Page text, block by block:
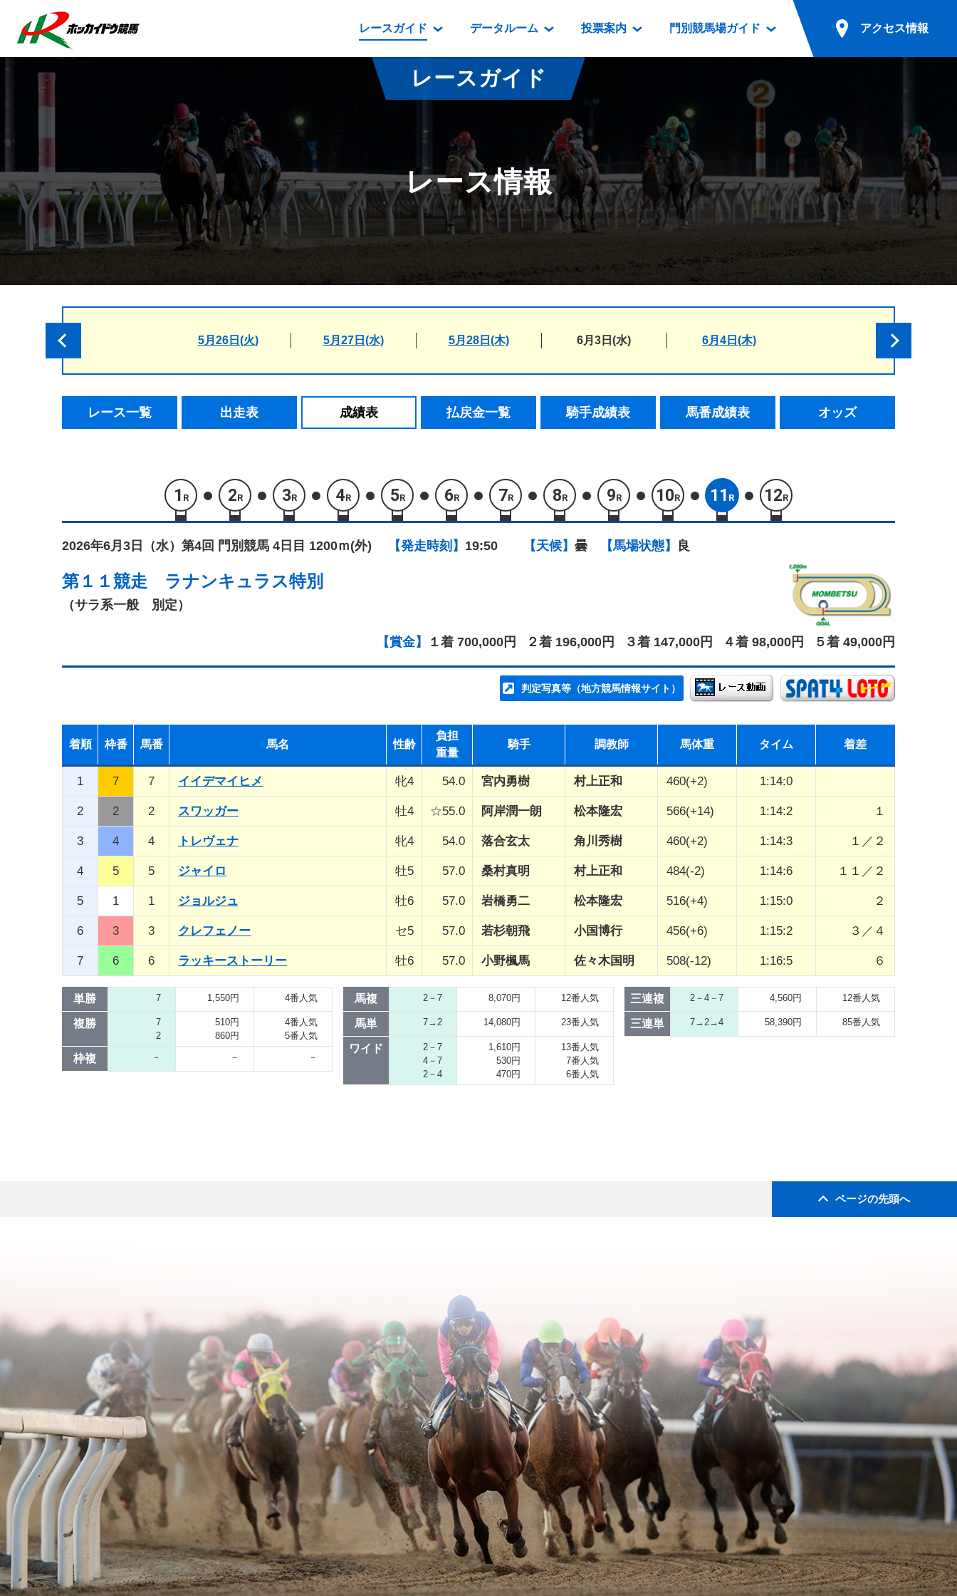
レースガイド
レース情報
払戻金一覧
騎手成績表
馬番成績表
オッズ
番組・級別表ダウンロード
開催カレンダー
重賞競走体系図
スタリオンシリーズ競走
道内の発売情報(PDF)
データルーム
データルーム
騎手・調教師紹介
坂路調教映像
遠征馬情報
番組編成要領
映像コンテンツ
重賞競走VTR
重賞競走参考VTR
レースダイジェスト
新馬ダイジェスト
投票案内
電話・インターネット投票
場外発売所
実況・テレホンサービス
発売・払戻
門別競馬場ガイド
門別競馬場情報
門別競馬場グルメ
とねっこジンギスカン
いずみ食堂
ルンビニフードカフェ
勝馬屋
アクセス情報
無料送迎バスでのご来場
公共の交通機関でのご来場
レースガイド
レース情報
5月26日(火) 5月27日(水) 5月28日(木) 6月3日(水) 6月4日(木)
レース一覧 出走表 成績表 払戻金一覧 騎手成績表 馬番成績表 オッズ
1 R 2R 3R 4R 5R 6R 7R 8R 9R 10R 11 R 12R
2026年6月3日（水） 第4回 門別競馬 4日目 1200ｍ(外) 【発走時刻】 19:50 【天候】 曇 【馬場状態】 良
第１１競走 ラナンキュラス特別
（サラ系一般 別定）
【賞金】 １着 700,000円 ２着 196,000円 ３着 147,000円 ４着 98,000円 ５着 49,000円
判定写真等（地方競馬情報サイト）
着順 枠番 馬番 馬名 性齢
負担
重量
騎手 調教師 馬体重 タイム 着差
1 7 7 イイデマイヒメ 牝4 54.0 宮内勇樹 村上正和 460(+2) 1:14:0
2 2 2 スワッガー 牡4 ☆55.0 阿岸潤一朗 松本隆宏 566(+14) 1:14:2 １
3 4 4 トレヴェナ 牝4 54.0 落合玄太 角川秀樹 460(+2) 1:14:3 １／２
4 5 5 ジャイロ 牡5 57.0 桑村真明 村上正和 484(-2) 1:14:6 １１／２
5 1 1 ジョルジュ 牡6 57.0 岩橋勇二 松本隆宏 516(+4) 1:15:0 ２
6 3 3 クレフェノー セ5 57.0 若杉朝飛 小国博行 456(+6) 1:15:2 ３／４
7 6 6 ラッキーストーリー 牡6 57.0 小野楓馬 佐々木国明 508(-12) 1:16:5 ６
単勝 7 1,550円 4番人気
複勝
7
2
510円
860円
4番人気
5番人気
枠複 － － －
馬複 2－7 8,070円 12番人気
馬単 7→2 14,080円 23番人気
ワイド
2－7
4－7
2－4
1,610円
530円
470円
13番人気
7番人気
6番人気
三連複 2－4－7 4,560円 12番人気
三連単 7→2→4 58,390円 85番人気
ページの先頭へ